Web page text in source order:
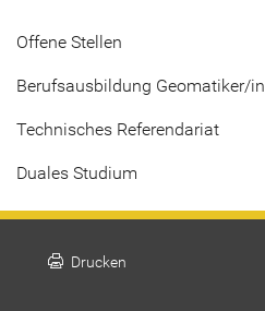
Offene Stellen
Berufsausbildung Geomatiker/in
Technisches Referendariat
Duales Studium
print Drucken